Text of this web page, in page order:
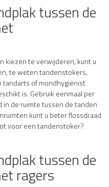
tussen de
kiezen te verwijderen, kunt u
te weten tandenstokers,
tandarts of mondhygiënist
is. Gebruik eenmaal per
de ruimte tussen de tanden
kunt u beter flossdraad
voor een tandenstoker?
tussen de
ragers